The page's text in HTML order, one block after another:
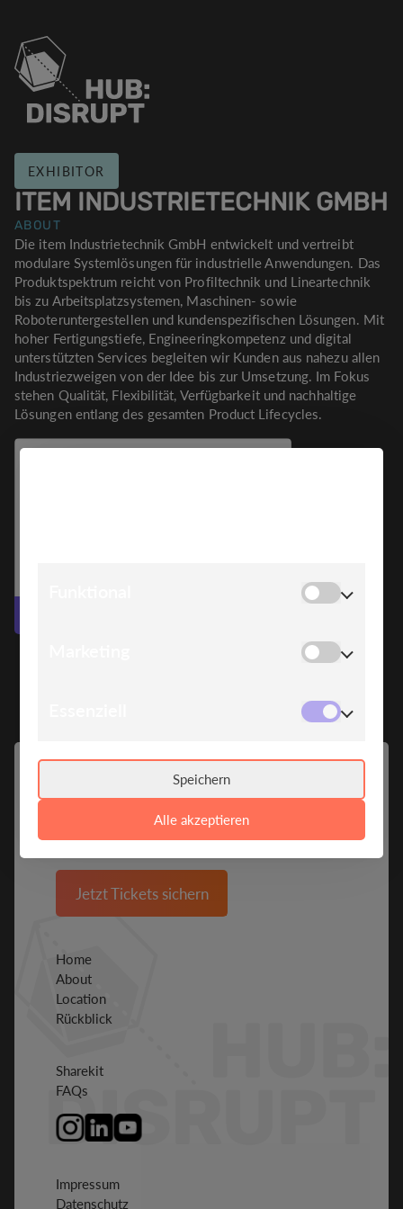
Speichern
Alle akzeptieren
EXHIBITOR
ITEM INDUSTRIETECHNIK GMBH
ABOUT
Die item Industrietechnik GmbH entwickelt und vertreibt
modulare Systemlösungen für industrielle Anwendungen. Das
Produktspektrum reicht von Profiltechnik und Lineartechnik
bis zu Arbeitsplatzsystemen, Maschinen- sowie
Roboteruntergestellen und kundenspezifischen Lösungen. Mit
hoher Fertigungstiefe, Engineeringkompetenz und digital
unterstützten Services begleiten wir Kunden aus nahezu allen
Industriezweigen von der Idee bis zur Umsetzung. Im Fokus
stehen Qualität, Flexibilität, Verfügbarkeit und nachhaltige
Lösungen entlang des gesamten Product Lifecycles.
Jetzt Tickets sichern
Home
About
Location
Rückblick
Sharekit
FAQs
Impressum
Datenschutz